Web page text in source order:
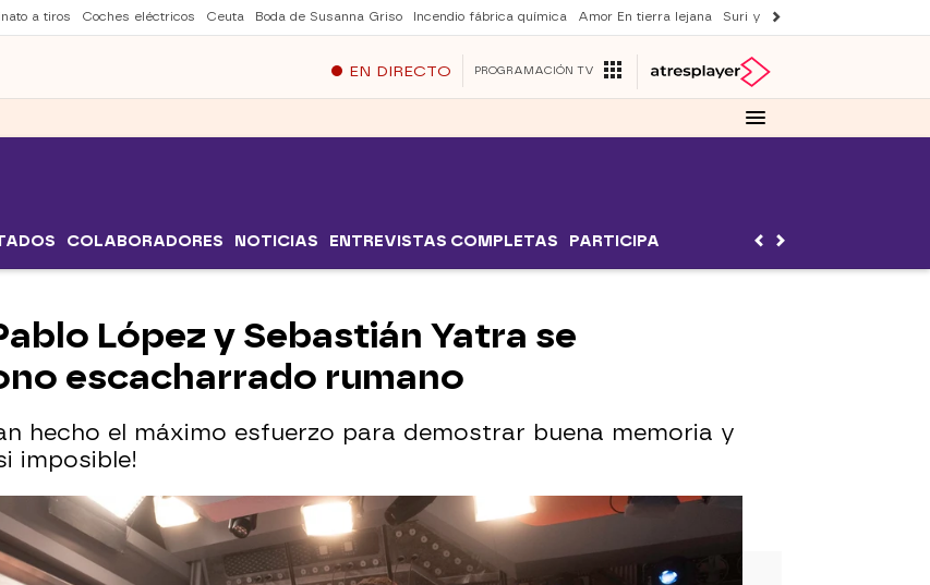
a tiros Coches eléctricos Ceuta Boda de Susanna Griso Incendio fábrica química Amor En tierra lejana Suri y Tom Cruise
EN DIRECTO PROGRAMACIÓN TV
COLABORADORES NOTICIAS ENTREVISTAS COMPLETAS PARTICIPA
López y Sebastián Yatra se
escacharrado rumano
hecho el máximo esfuerzo para demostrar buena memoria y
imposible!
Malú, Sebastián Yatra y Pablo López en El Hormiguero